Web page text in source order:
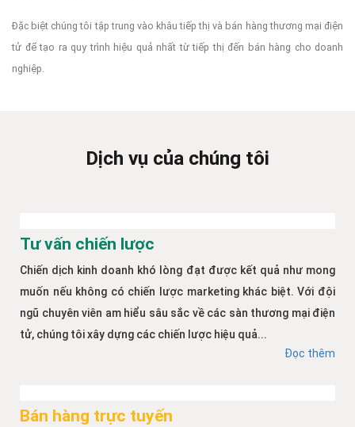
Đặc biệt chúng tôi tập trung vào khâu tiếp thị và bán hàng thương mại điện
tử để tạo ra quy trình hiệu quả nhất từ tiếp thị đến bán hàng cho doanh
nghiệp.
Dịch vụ của chúng tôi
Tư vấn chiến lược
Chiến dịch kinh doanh khó lòng đạt được kết quả như mong
muốn nếu không có chiến lược marketing khác biệt. Với đội
ngũ chuyên viên am hiểu sâu sắc về các sàn thương mại điện
tử, chúng tôi xây dựng các chiến lược hiệu quả...
Đọc thêm
Bán hàng trực tuyến